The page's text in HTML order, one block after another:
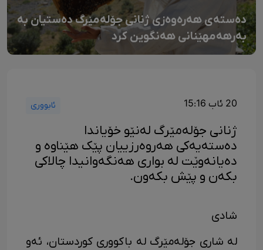
دەستەی هەرەوەزی ژنانی جۆلەمێرگ دەستیان بە
بەرهەمهێنانی هەنگوین کرد
20 ئاب 15:16 ئابووری
ژنانی جۆلەمێرگ لەنێو خۆیاندا
دەستەیەکی هەروەرزییان پێک هێناوە و
دەیانەوێت لە بواری هەنگەوانیدا چالاکی
بکەن و پێش بکەون.
شادی
لە شاری جۆلەمێرگ لە باکووری کوردستان، ئەو